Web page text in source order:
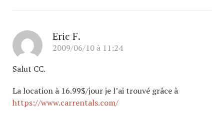
Eric F.
2009/06/10 à 11:24
Salut CC.
La location à 16.99$/jour je l’ai trouvé grâce à
https://www.carrentals.com/